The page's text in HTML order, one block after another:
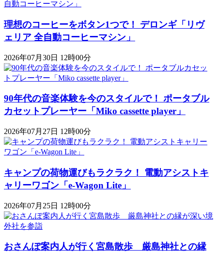
理想のコーヒーをボタン1つで！ デロンギ「リヴ
ェリア 全自動コーヒーマシン」
2026年07月30日 12時00分
90年代の音楽体験を今のスタイルで！ ポータブル
カセットプレーヤー「Miko cassette player」
2026年07月27日 12時00分
キャンプの荷物運びもラクラク！ 電動アシストキ
ャリーワゴン「​​e-Wagon Lite」
2026年07月25日 12時00分
おさんぽ案内人が行く宮島散歩 厳島神社との縁